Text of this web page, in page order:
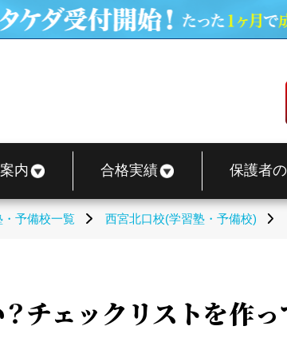
内 合格実績 保護者
予備校一覧 西宮北口校(学習塾・予備校)
チェックリストを作っ